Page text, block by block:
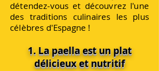
détendez-vous et découvrez l'une
des traditions culinaires les plus
célèbres d'Espagne !
1. La paella est un plat
délicieux et nutritif